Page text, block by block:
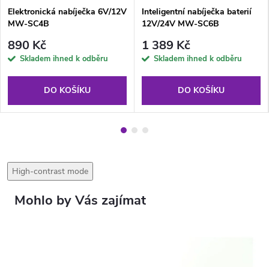
Elektronická nabíječka 6V/12V
MW-SC4B
890 Kč
Skladem ihned k odběru
DO KOŠÍKU
Inteligentní nabíječka baterií
12V/24V MW-SC6B
1 389 Kč
Skladem ihned k odběru
DO KOŠÍKU
High-contrast mode